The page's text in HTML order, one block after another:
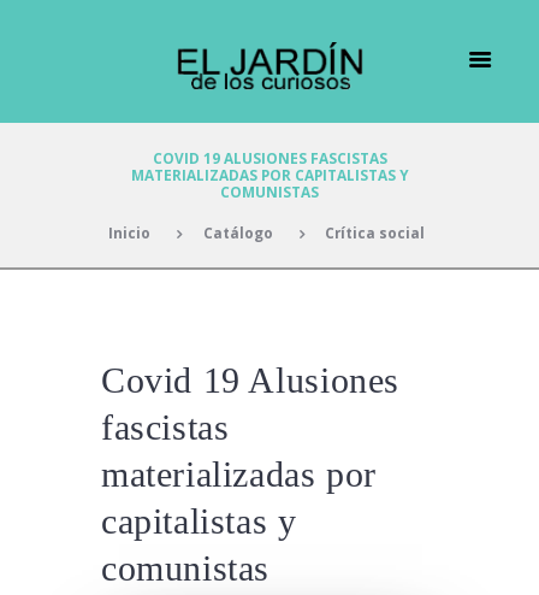
COVID 19 ALUSIONES FASCISTAS
MATERIALIZADAS POR CAPITALISTAS Y
COMUNISTAS
Inicio Catálogo Crítica social
Covid 19 Alusiones
fascistas
materializadas por
capitalistas y
comunistas